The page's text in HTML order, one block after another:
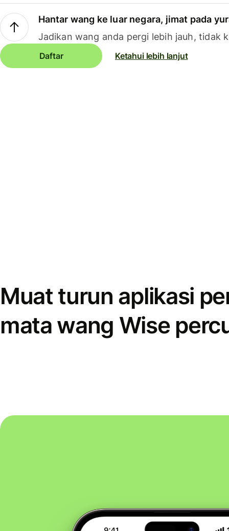
Hantar wang ke luar negara, jimat pada
Jadikan wang anda pergi lebih jauh, tidak
Daftar Ketahui lebih lanjut
Muat turun aplikasi
mata wang Wise